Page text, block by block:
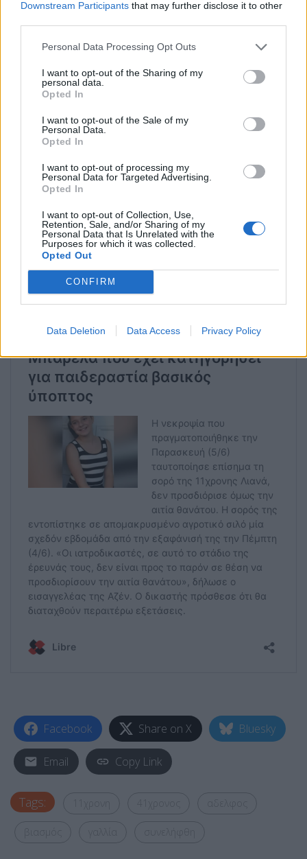
Downstream Participants that may further disclose it to other
Personal Data Processing Opt Outs
I want to opt-out of the Sharing of my
personal data.
Opted In
I want to opt-out of the Sale of my
Personal Data.
Opted In
I want to opt-out of processing my
Personal Data for Targeted Advertising.
Opted In
I want to opt-out of Collection, Use,
Retention, Sale, and/or Sharing of my
Personal Data that Is Unrelated with the
Purposes for which it was collected.
Opted Out
CONFIRM
Data Deletion Data Access Privacy Policy
εξαφάνιση της Λιάνα βρέθηκε το σώμα της
χιλιόμετρα από το Fleurance, σε ένα
εγκαταλελειμμένο σιλό σιτηρών.
Πριν όμως από τον θάνατο της μαθήτριας, ο
Ζερόμ Μπαρελλά αποτέλεσε αντικείμενο εννέα
νομικών διαδικασιών, συμπεριλαμβανομένων
ανηλίκων που απορρίφθηκαν ή για τις οποίες δεν
ανακρίθηκε , δύο εκθέσεων και μιας πειθαρχικής
κύρωσης. Η αποκάλυψη αυτών των προηγούμενων
καταγγελιών πυροδότησε εθνική διαμάχη για τις
ελλείψεις του δικαστικού συστήματος.
Facebook Share on X Bluesky
Email Copy Link
Tags: